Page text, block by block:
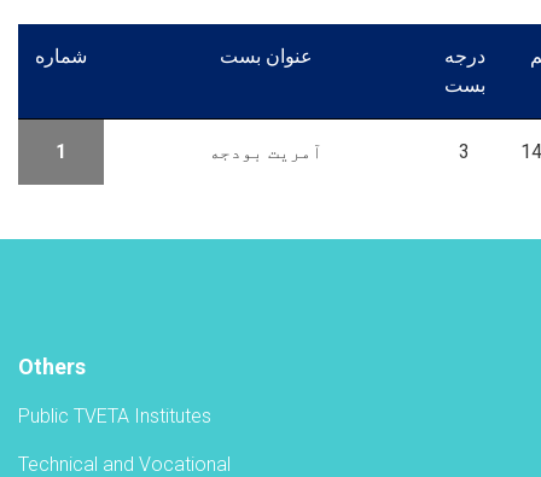
شماره عنوان بست
درجه
بست
1 آمریت بودجه 3
Others
Public TVETA Institutes
Technical and Vocational